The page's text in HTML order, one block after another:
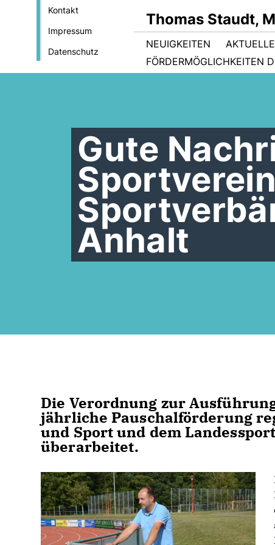
Kontakt
Impressum
Datenschutz
Thomas Staudt,
NEUIGKEITEN
FÖRDERMÖGLICHKEITEN
Gute
Anhalt
Die Verordnung zur
jährliche Pauschalförderung
und Sport und dem
überarbeitet.